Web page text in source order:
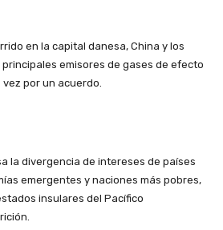
en la capital danesa, China y los
emisores de gases de efecto
por un acuerdo.
la divergencia de intereses de países
emergentes y naciones más pobres,
insulares del Pacífico